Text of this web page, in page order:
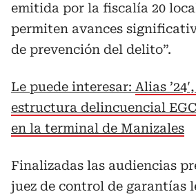
emitida por la fiscalía 20
permiten avances
de prevención del delito”.
Le puede interesar: Alias
estructura delincuencial
en la terminal de Manizales
Finalizadas las audiencias
juez de control de garantías